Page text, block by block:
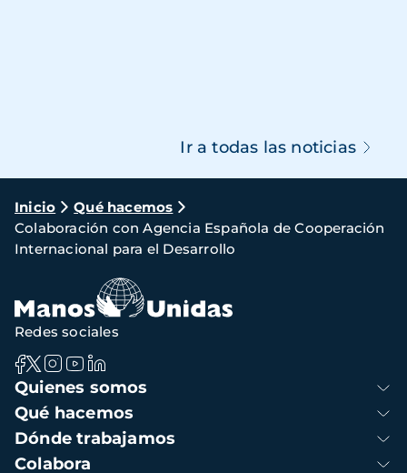
Ir a todas las noticias
Ruta
de
navegación
Inicio
Qué hacemos
Colaboración con Agencia Española de Cooperación
Internacional para el Desarrollo
Navegación
principal
Quienes somos
Qué hacemos
Dónde trabajamos
Colabora
Redes sociales